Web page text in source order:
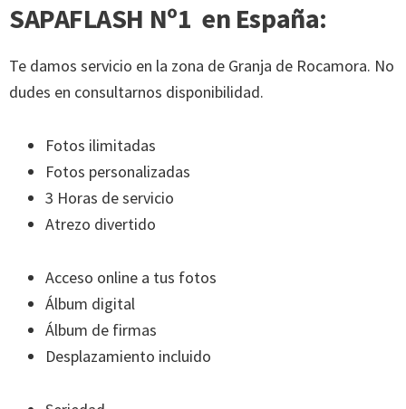
SAPAFLASH Nº1 en España:
Te damos servicio en la zona de Granja de Rocamora. No
dudes en consultarnos disponibilidad.
Fotos ilimitadas
Fotos personalizadas
3 Horas de servicio
Atrezo divertido
Acceso online a tus fotos
Álbum digital
Álbum de firmas
Desplazamiento incluido